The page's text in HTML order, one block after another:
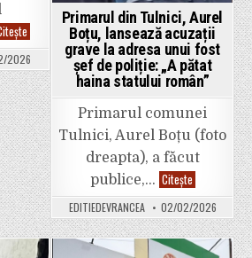
patru
copii
minori
implicați
în
accidentul
de
la
Slobozia
Bradului
sunt
în
afara
oricărui
pericol
2026
Primarul din Tulnici, Aurel
Boțu, lansează acuzații
grave la adresa unui fost
șef de poliție: „A pătat
haina statului român”
Primarul comunei
Tulnici, Aurel Boțu (foto
dreapta), a făcut
publice,… CiteștePrimarul
din
Tulnici,
Aurel
Boțu,
lansează
acuzații
EDITIEDEVRANCEA 02/02/2026